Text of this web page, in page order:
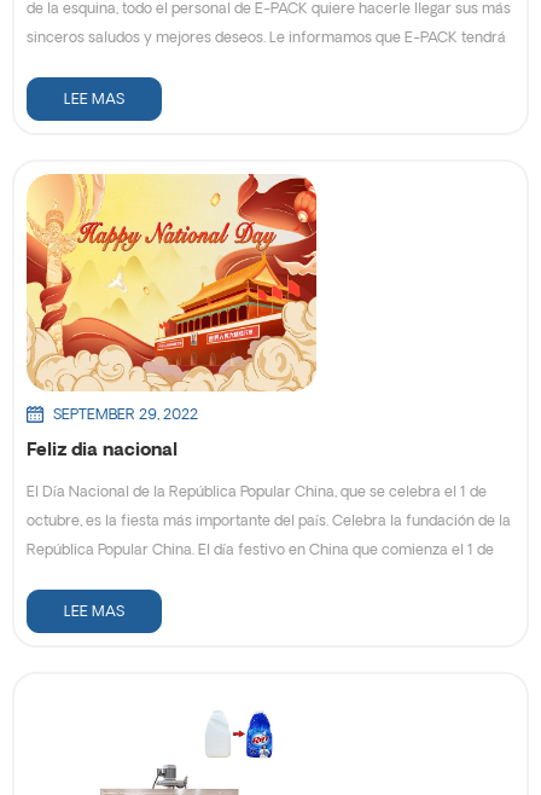
de la esquina, todo el personal de E-PACK quiere hacerle llegar sus más
sinceros saludos y mejores deseos. Le informamos que E-PACK tendrá
Durante el Festival de Primavera, se aceptan pedidos, pero no se
recomendamos que programe su pedido antes de las vacaciones y lo
haga lo antes posible para evitar demoras en el envío o escasez de
productos. Si tiene alguna consulta, contáctenos por correo electrónico,
gracias por su gran apoyo y cooperación durante el año pasado. ¡Le
deseo un negocio próspero y un feliz año nuevo en 2023! Saludos
cordiales Equipo E-PACK
LEE MAS
SEPTEMBER 29, 2022
Feliz dia nacional
El Día Nacional de la República Popular China, que se celebra el 1 de
octubre, es la fiesta más importante del país. Celebra la fundación de la
República Popular China. El día festivo en China que comienza el 1 de
una gran cantidad de viajeros nacionales y extranjeros. Historia del día
China. El 1 de octubre de 1949, el líder del Ejército Rojo, Mao Zedong,
declaró la fundación de la República Popular China en la Plaza de
Tiananmen frente a una multitud de 300.000 personas, mientras
LEE MAS